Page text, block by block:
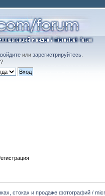
войдитеили зарегистрируйтесь.
?
стоках и продаже фотографий /